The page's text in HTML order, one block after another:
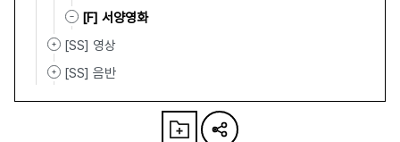
[F] 서양영화
[SS] 영상
[SS] 음반